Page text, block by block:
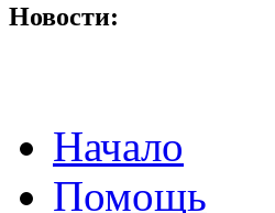
Новости:
Начало
Помощь